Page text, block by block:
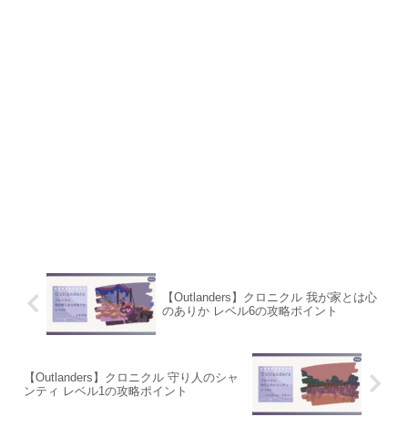
【Outlanders】クロニクル 我が家とは心
のありか レベル6の攻略ポイント
【Outlanders】クロニクル 守り人のシャ
ンティ レベル1の攻略ポイント